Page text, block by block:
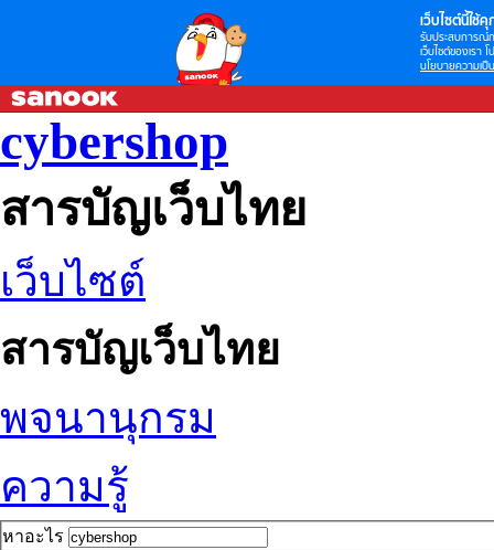
เว็บไซต์นี้ใช้คุ
รับประสบการณ์
เว็บไซต์ของเรา
นโยบายความเป็
cybershop
สารบัญเว็บไทย
เว็บไซต์
สารบัญเว็บไทย
พจนานุกรม
ความรู้
หาอะไร